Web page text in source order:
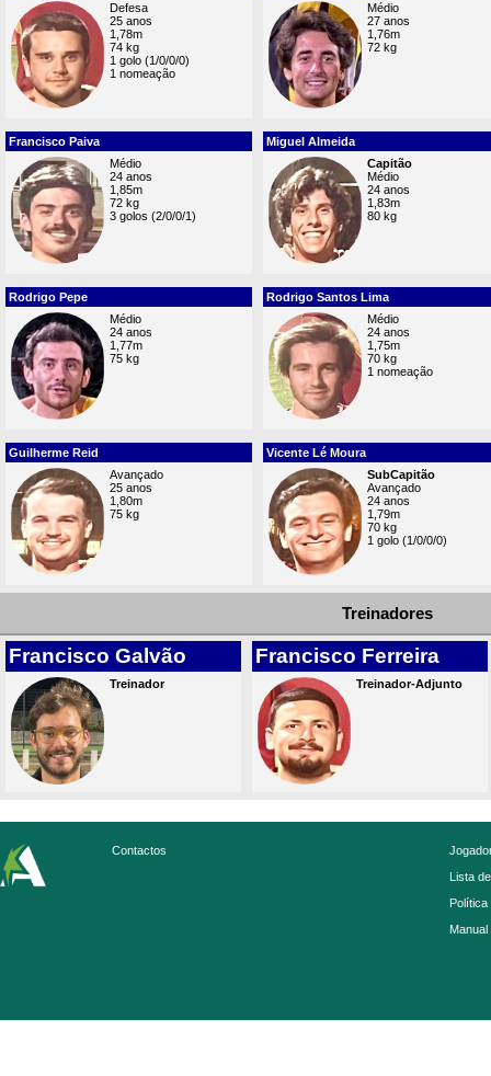
Defesa
25 anos
1,78m
74 kg
1 golo (1/0/0/0)
1 nomeação
Médio
27 anos
1,76m
72 kg
Francisco Paiva
Médio
24 anos
1,85m
72 kg
3 golos (2/0/0/1)
Miguel Almeida
Capitão
Médio
24 anos
1,83m
80 kg
Rodrigo Pepe
Médio
24 anos
1,77m
75 kg
Rodrigo Santos Lima
Médio
24 anos
1,75m
70 kg
1 nomeação
Guilherme Reid
Avançado
25 anos
1,80m
75 kg
Vicente Lé Moura
SubCapitão
Avançado
24 anos
1,79m
70 kg
1 golo (1/0/0/0)
Treinadores
Francisco Galvão
Treinador
Francisco Ferreira
Treinador-Adjunto
Contactos
Lista